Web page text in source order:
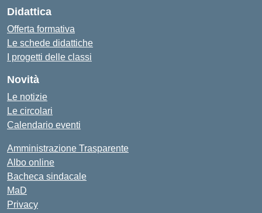
Didattica
Offerta formativa
Le schede didattiche
I progetti delle classi
Novità
Le notizie
Le circolari
Calendario eventi
Amministrazione Trasparente
Albo online
Bacheca sindacale
MaD
Privacy